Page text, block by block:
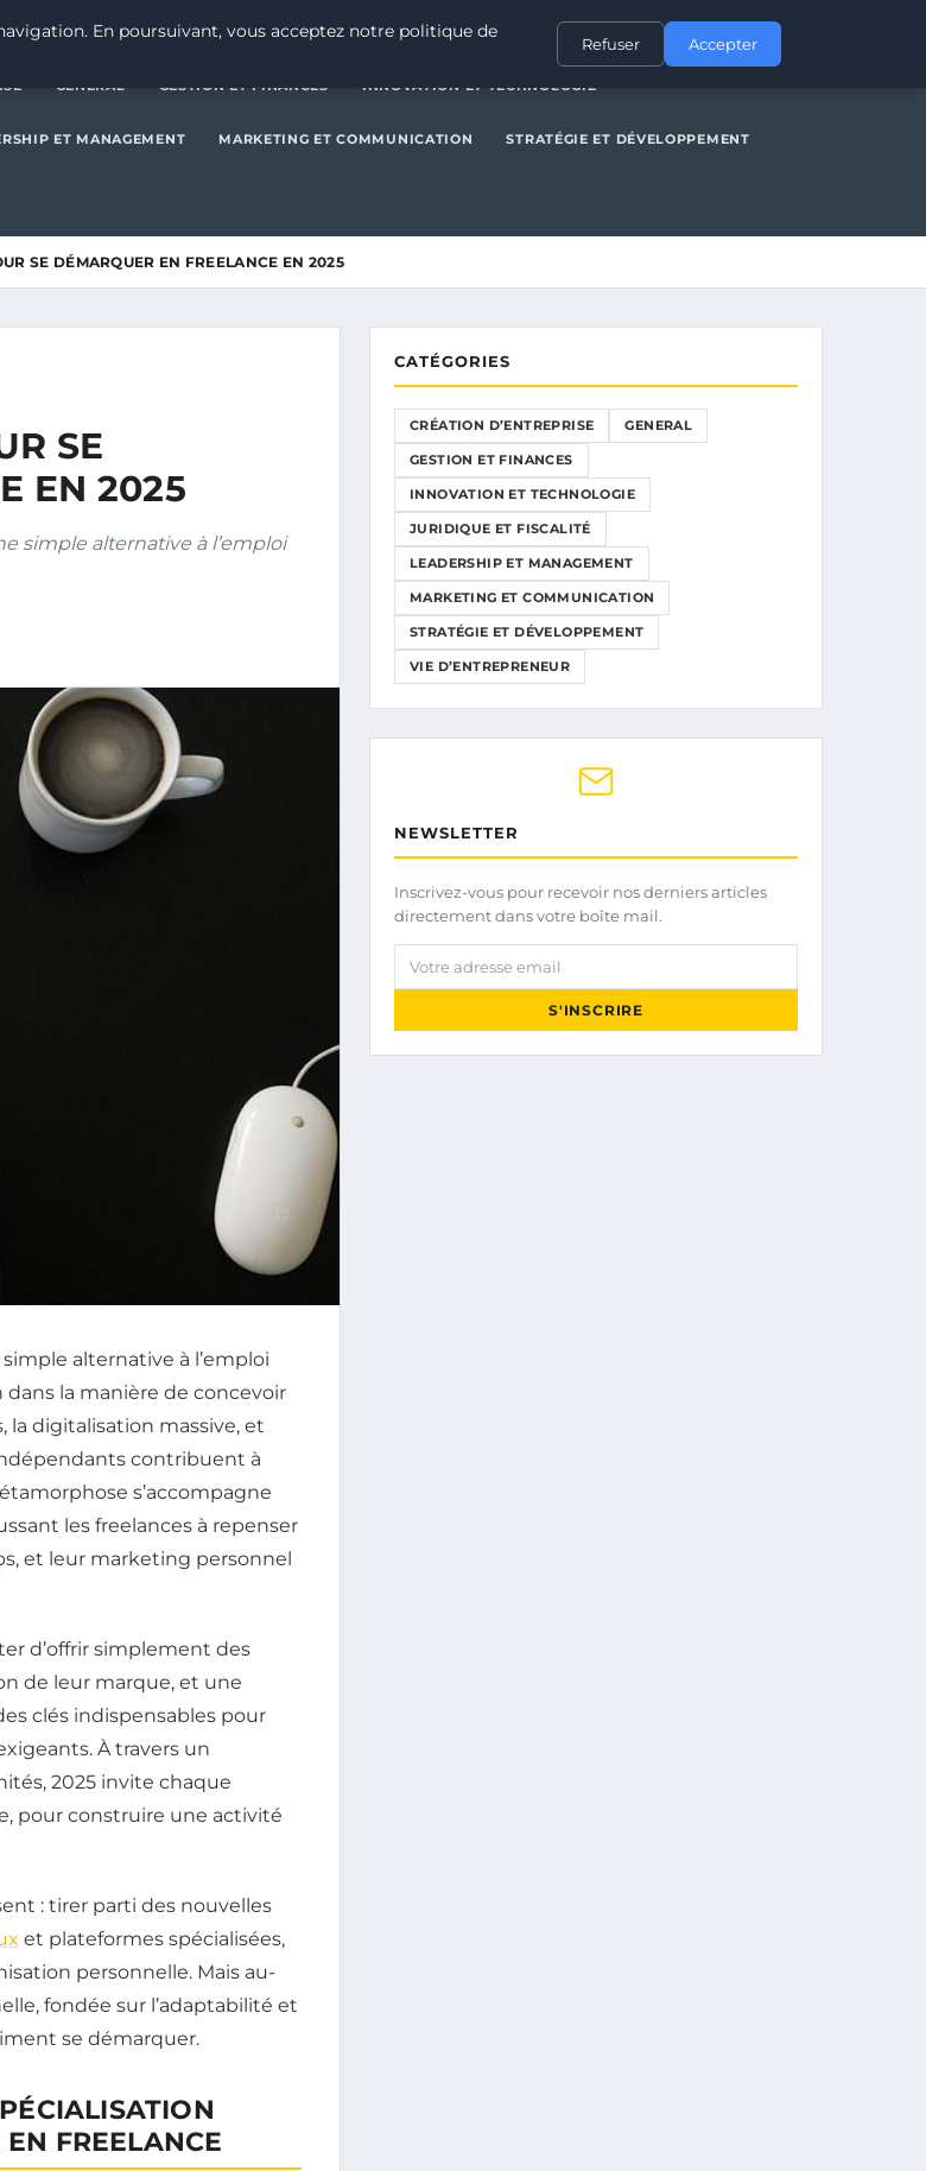
GENERAL GESTION ET FINANCESINNOVATION ET TECHNOLOGIE
GENERAL GESTION ET FINANCES INNOVATION ET TECHNOLOGIE
ET MANAGEMENT MARKETING ET COMMUNICATION STRATÉGIE ET DÉVELOPPEMENT
SE DÉMARQUER EN FREELANCE EN 2025
SE
EN 2025
simple alternative à l’emploi
alternative à l’emploi
la manière de concevoir
la digitalisation massive, et
contribuent à
s’accompagne
les freelances à repenser
et leur marketing personnel
d’offrir simplement des
de leur marque, et une
clés indispensables pour
À travers un
2025 invite chaque
pour construire une activité
: tirer parti des nouvelles
et plateformes spécialisées,
personnelle. Mais au-
fondée sur l’adaptabilité et
se démarquer.
FREELANCE
CATÉGORIES
CRÉATION D’ENTREPRISE GENERAL
GESTION ET FINANCES
INNOVATION ET TECHNOLOGIE
JURIDIQUE ET FISCALITÉ
LEADERSHIP ET MANAGEMENT
MARKETING ET COMMUNICATION
STRATÉGIE ET DÉVELOPPEMENT
VIE D’ENTREPRENEUR
NEWSLETTER
Inscrivez-vous pour recevoir nos derniers articles
directement dans votre boîte mail.
Votre adresse email
S'INSCRIRE
En poursuivant, vous acceptez notre politique de
Refuser Accepter